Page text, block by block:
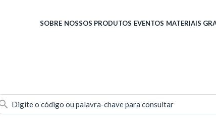
SOBRE NOSSOS PRODUTOS EVENTOS MATERIAIS
Digite o código ou palavra-chave para consultar